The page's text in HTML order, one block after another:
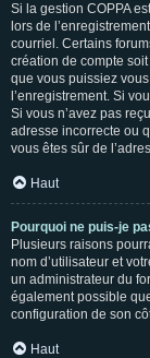
Si la gestion COPPA
lors de
courriel. Certains
création de compte
que vous puissiez
l’enregistrement. Si
Si vous n’avez pas
adresse incorrecte ou
vous êtes sûr de
Haut
Pourquoi ne puis-je
Plusieurs raisons
nom d’utilisateur et
un administrateur du
également possible
configuration de son
Haut